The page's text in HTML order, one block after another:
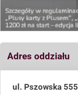
Adres oddziału
ul. Pszowska 555